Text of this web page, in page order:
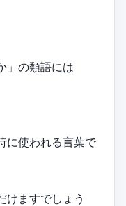
」の類語には
に使われる言葉で
けますでしょう